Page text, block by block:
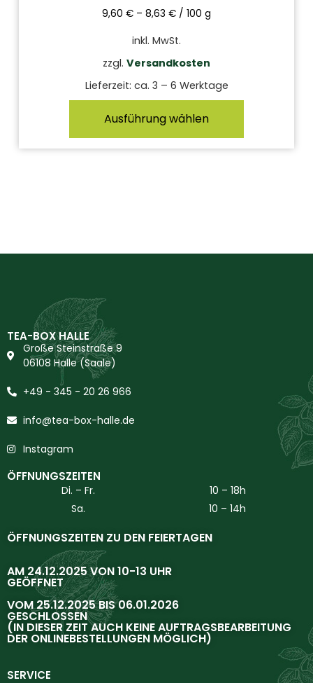
9,60 € – 8,63 € / 100 g
inkl. MwSt.
zzgl. Versandkosten
Lieferzeit: ca. 3 – 6 Werktage
Ausführung wählen
TEA-BOX HALLE
Große Steinstraße 9
06108 Halle (Saale)
+49 - 345 - 20 26 966
info@tea-box-halle.de
Instagram
ÖFFNUNGSZEITEN
Di. – Fr.
10 – 18h
Sa.
10 – 14h
ÖFFNUNGSZEITEN ZU DEN FEIERTAGEN
AM 24.12.2025 VON 10-13 UHR
GEÖFFNET
VOM 25.12.2025 BIS 06.01.2026
GESCHLOSSEN
(IN DIESER ZEIT AUCH KEINE AUFTRAGSBEARBEITUNG
DER ONLINEBESTELLUNGEN MÖGLICH)
SERVICE